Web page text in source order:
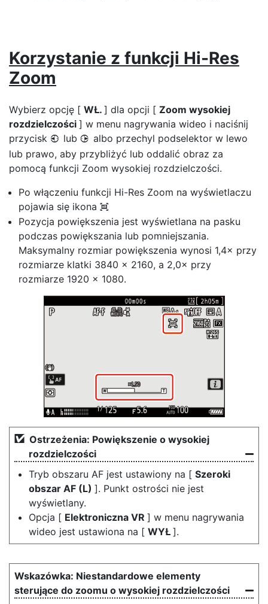
Korzystanie z funkcji Hi-Res
Zoom
Wybierz opcję [ WŁ. ] dla opcji [ Zoom wysokiej
rozdzielczości ] w menu nagrywania wideo i naciśnij
przycisk 4 lub 2 albo przechyl podselektor w lewo
lub prawo, aby przybliżyć lub oddalić obraz za
pomocą funkcji Zoom wysokiej rozdzielczości.
Po włączeniu funkcji Hi-Res Zoom na wyświetlaczu
pojawia się ikona H
Pozycja powiększenia jest wyświetlana na pasku
podczas powiększania lub pomniejszania.
Maksymalny rozmiar powiększenia wynosi 1,4× przy
rozmiarze klatki 3840 × 2160, a 2,0× przy
rozmiarze 1920 × 1080.
Ostrzeżenia: Powiększenie o wysokiej
rozdzielczości
Tryb obszaru AF jest ustawiony na [ Szeroki
obszar AF (L) ]. Punkt ostrości nie jest
wyświetlany.
Opcja [ Elektroniczna VR ] w menu nagrywania
wideo jest ustawiona na [ WYŁ ].
Niestandardowe elementy
sterujące do zoomu o wysokiej rozdzielczości